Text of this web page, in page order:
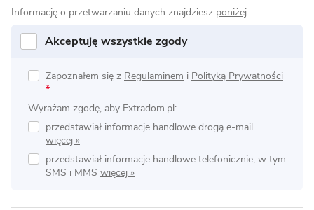
Informację o przetwarzaniu danych znajdziesz poniżej.
Akceptuję wszystkie zgody
Zapoznałem się z Regulaminem i Polityką Prywatności
*
Wyrażam zgodę, aby Extradom.pl:
przedstawiał informacje handlowe drogą e-mail
przedstawiał informacje handlowe telefonicznie, w tym
SMS i MMS